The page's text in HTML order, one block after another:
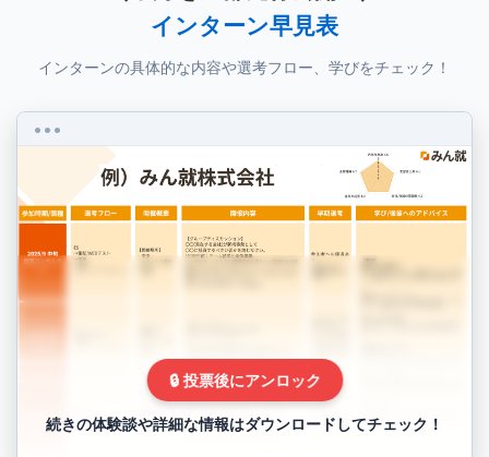
インターン早見表
インターンの具体的な内容や選考フロー、学びをチェック！
🔒 投票後にアンロック
続きの体験談や詳細な情報はダウンロードしてチェック！